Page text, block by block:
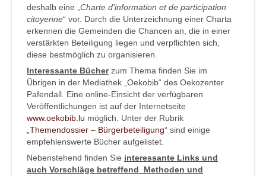
deshalb eine „Charte d’information et de participation
citoyenne“ vor. Durch die Unterzeichnung einer Charta
erkennen die Gemeinden die Chancen an, die in einer
verstärkten Beteiligung liegen und verpflichten sich,
diese bestmöglich zu organisieren.
Interessante Bücherzum Thema finden Sie im
Übrigen in der Mediathek „Oekobib“ des Oekozenter
Pafendall. Eine online-Einsicht der verfügbaren
Veröffentlichungen ist auf der Internetseite
www.oekobib.lu möglich. Unter der Rubrik
„Themendossier – Bürgerbeteiligung“ sind einige
empfehlenswerte Bücher aufgelistet.
Nebenstehend finden Sie interessante Links und
auch Vorschläge betreffend Methoden und